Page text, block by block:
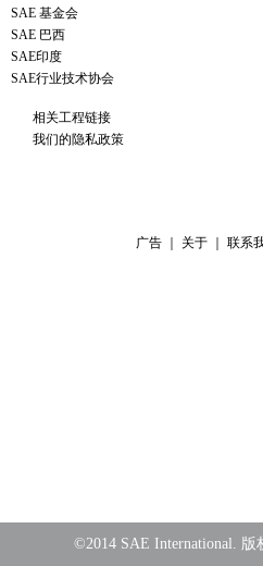
SAE 基金会
SAE 巴西
SAE印度
SAE行业技术协会
相关工程链接
我们的隐私政策
广告 关于 联系
©2014 SAE International . 版